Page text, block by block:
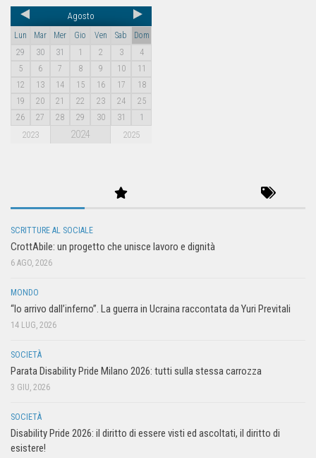
Agosto
Lun Mar Mer Gio Ven Sab
Dom
29
30 31 1 2 3
4
5
6 7 8 9 10
11
12
13 14 15 16 17
18
19
20 21 22 23 24
25
26
27 28 29 30 31 1
2023 2024 2025
SCRITTURE AL SOCIALE
CrottAbile: un progetto che unisce lavoro e dignità
6 AGO, 2026
MONDO
“Io arrivo dall’inferno”. La guerra in Ucraina raccontata da Yuri Previtali
14 LUG, 2026
SOCIETÀ
Parata Disability Pride Milano 2026: tutti sulla stessa carrozza
3 GIU, 2026
SOCIETÀ
Disability Pride 2026: il diritto di essere visti ed ascoltati, il diritto di
esistere!